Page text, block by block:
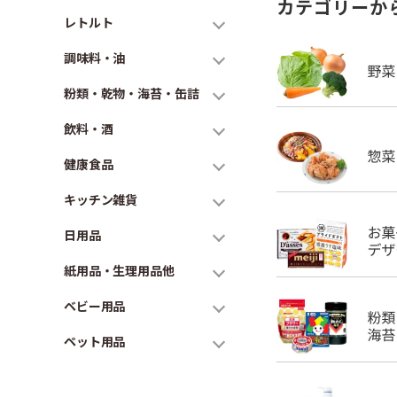
レトルト
調味料・油
粉類・乾物・海苔・缶詰
飲料・酒
健康食品
キッチン雑貨
日用品
紙用品・生理用品他
ベビー用品
ペット用品
カテゴリーか